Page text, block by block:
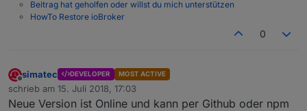
Beitrag hat geholfen oder willst du mich unterstützen
HowTo Restore ioBroker
0
Offline
simatec DEVELOPER MOST ACTIVE
schrieb am 15. Juli 2018, 17:03
zuletzt editiert von
Neue Version ist Online und kann per Github oder npm